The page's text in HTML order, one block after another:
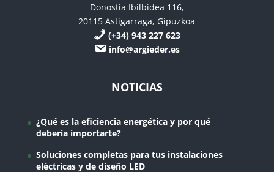
Donostia Ibilbidea 116,
20115 Astigarraga, Gipuzkoa
(+34) 943 227 623
info@argieder.es
NOTICIAS
¿Qué es la eficiencia energética y por qué
debería importarte?
Soluciones completas para tus instalaciones
eléctricas y de diseño LED